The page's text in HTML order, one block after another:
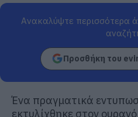
Ανακαλύψτε περισσότερα
Προσθήκη του
Ένα πραγματικά
εκτυλίχθηκε στον